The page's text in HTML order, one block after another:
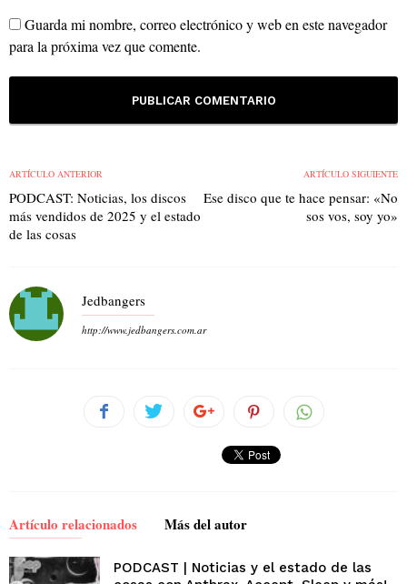
Guarda mi nombre, correo electrónico y web en este navegador
para la próxima vez que comente.
ARTÍCULO ANTERIOR
PODCAST: Noticias, los discos
más vendidos de 2025 y el estado
de las cosas
ARTÍCULO SIGUIENTE
Ese disco que te hace pensar: «No
sos vos, soy yo»
Jedbangers
http://www.jedbangers.com.ar
Artículo relacionados Más del autor
PODCAST | Noticias y el estado de las